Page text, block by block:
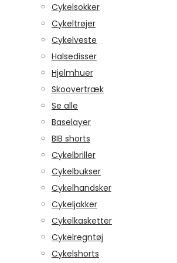
Cykelsokker
Cykeltrøjer
Cykelveste
Halsedisser
Hjelmhuer
Skoovertræk
Se alle
Baselayer
BIB shorts
Cykelbriller
Cykelbukser
Cykelhandsker
Cykeljakker
Cykelkasketter
Cykelregntøj
Cykelshorts